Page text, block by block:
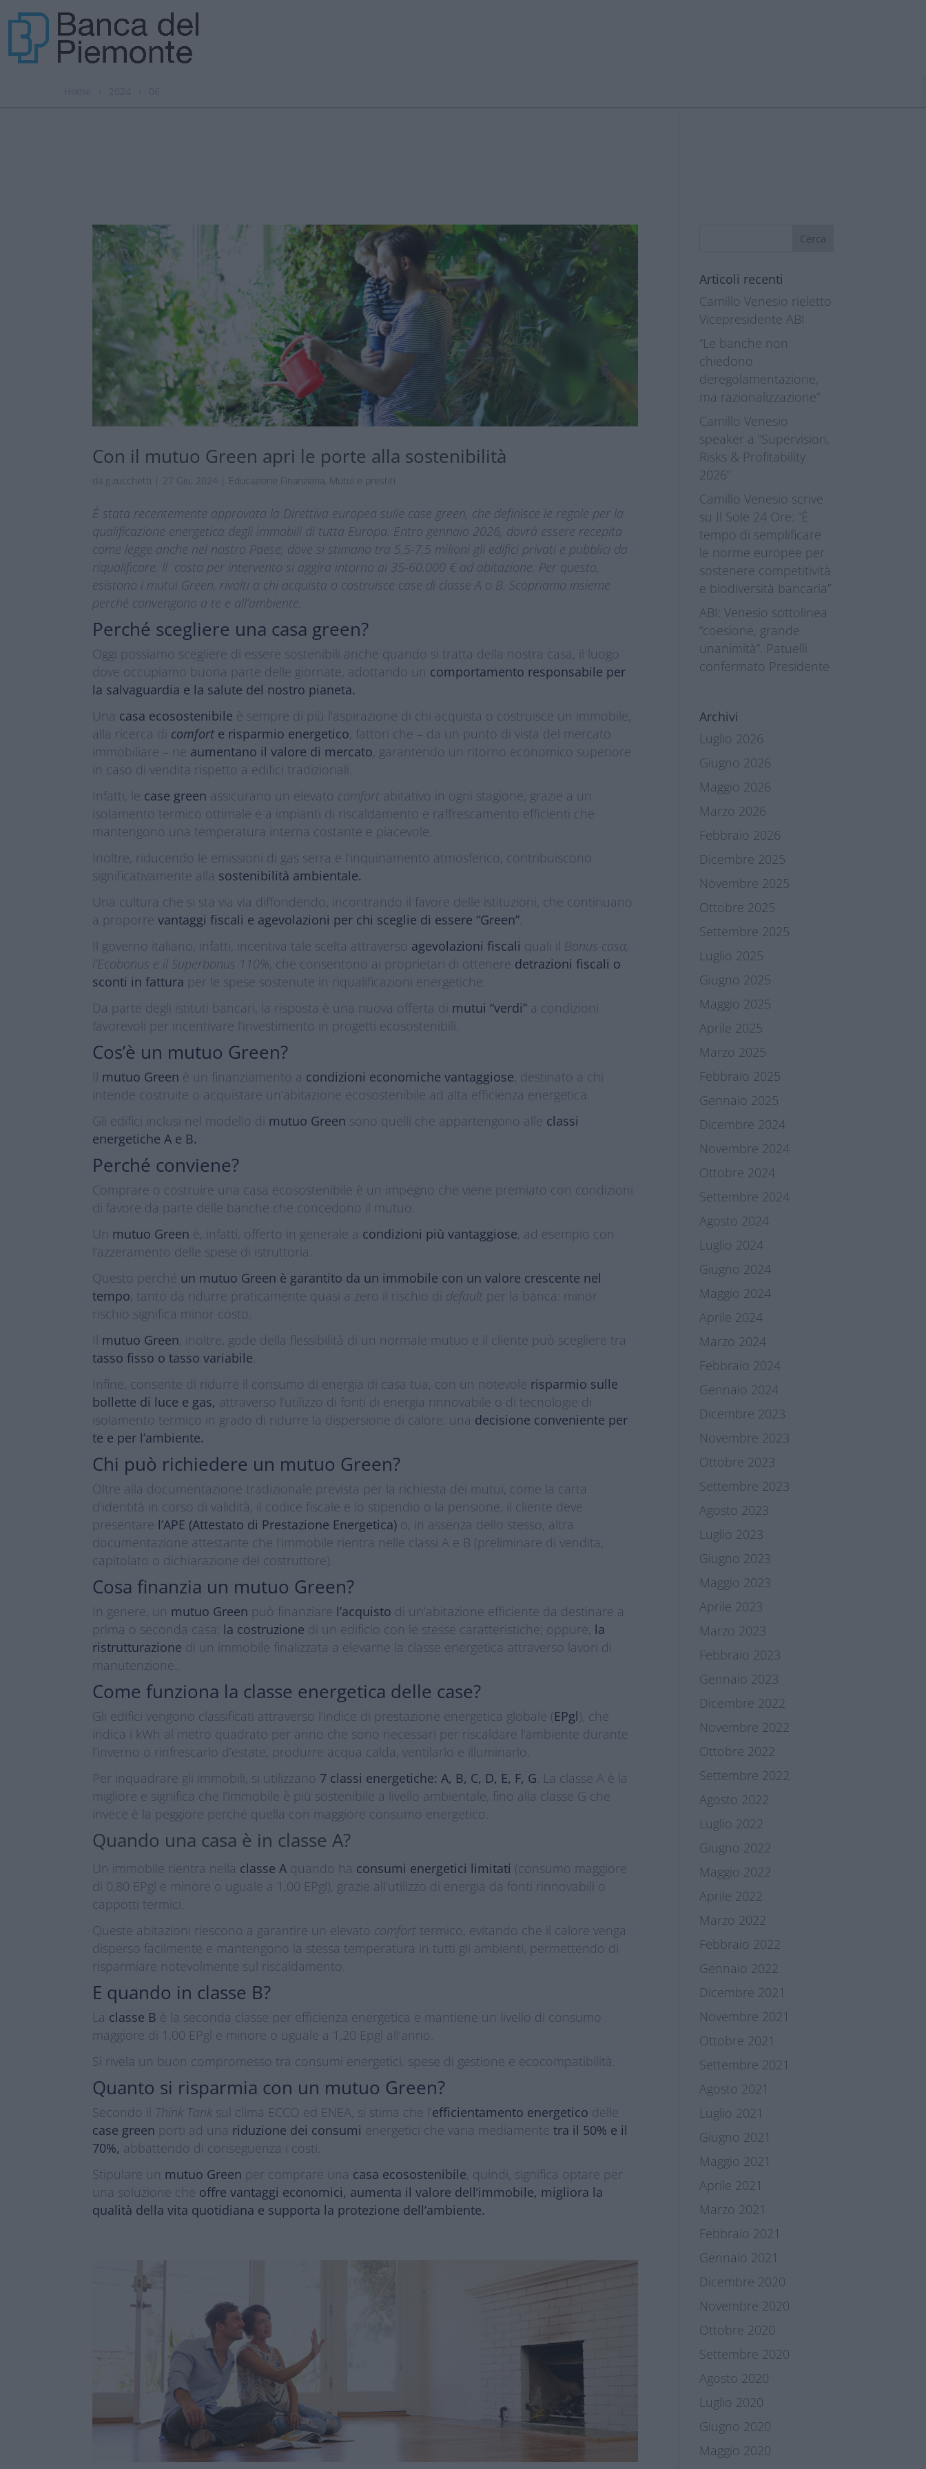
Con il mutuo Green apri le porte alla sostenibilità
da g.zucchetti 27 Giu, 2024 Educazione Finanziaria, Mutui e prestiti
È stata recentemente approvata la Direttiva europea sulle case green, che definisce le regole per la
qualificazione energetica degli immobili di tutta Europa. Entro gennaio 2026, dovrà essere recepita
come legge anche nel nostro Paese, dove si stimano tra 5,5-7,5 milioni gli edifici privati e pubblici da
riqualificare. Il costo per intervento si aggira intorno ai 35-60.000 € ad abitazione. Per questo,
esistono i mutui Green, rivolti a chi acquista o costruisce case di classe A o B. Scopriamo insieme
perché convengono a te e all’ambiente.
Perché scegliere una casa green?
Oggi possiamo scegliere di essere sostenibili anche quando si tratta della nostra casa, il luogo
dove occupiamo buona parte delle giornate, adottando un comportamento responsabile per
la salvaguardia e la salute del nostro pianeta.
Una casa ecosostenibile è sempre di più l’aspirazione di chi acquista o costruisce un immobile,
alla ricerca di comforte risparmio energetico , fattori che – da un punto di vista del mercato
immobiliare – ne aumentano il valore di mercato , garantendo un ritorno economico superiore
in caso di vendita rispetto a edifici tradizionali.
Infatti, le case green assicurano un elevato comfort abitativo in ogni stagione, grazie a un
isolamento termico ottimale e a impianti di riscaldamento e raffrescamento efficienti che
mantengono una temperatura interna costante e piacevole.
Inoltre, riducendo le emissioni di gas serra e l’inquinamento atmosferico, contribuiscono
significativamente alla sostenibilità ambientale.
Una cultura che si sta via via diffondendo, incontrando il favore delle istituzioni, che continuano
a proporrevantaggi fiscali e agevolazioni per chi sceglie di essere “Green”.
Il governo italiano, infatti, incentiva tale scelta attraverso agevolazioni fiscali quali il Bonus casa,
l’Ecobonus e il Superbonus 110% , che consentono ai proprietari di ottenere detrazioni fiscali o
sconti in fattura per le spese sostenute in riqualificazioni energetiche.
Da parte degli istituti bancari, la risposta è una nuova offerta di mutui “verdi” a condizioni
favorevoli per incentivare l’investimento in progetti ecosostenibili.
Cos’è un mutuo Green?
Il mutuo Green è un finanziamento a condizioni economiche vantaggiose , destinato a chi
intende costruite o acquistare un’abitazione ecosostenibile ad alta efficienza energetica.
Gli edifici inclusi nel modello di mutuo Green sono quelli che appartengono alle classi
energetiche A e B.
Perché conviene?
Comprare o costruire una casa ecosostenibile è un impegno che viene premiato con condizioni
di favore da parte delle banche che concedono il mutuo.
Un mutuo Green è, infatti, offerto in generale a condizioni più vantaggiose , ad esempio con
l’azzeramento delle spese di istruttoria.
Questo perché un mutuo Green è garantito da un immobile con un valore crescente nel
tempo , tanto da ridurre praticamente quasi a zero il rischio di default per la banca: minor
rischio significa minor costo.
Il mutuo Green , inoltre, gode della flessibilità di un normale mutuo e il cliente può scegliere tra
tasso fisso o tasso variabile.
Infine, consente di ridurre il consumo di energia di casa tua, con un notevole risparmio sulle
bollette di luce e gas, attraverso l’utilizzo di fonti di energia rinnovabile o di tecnologie di
isolamento termico in grado di ridurre la dispersione di calore: una decisione conveniente per
te e per l’ambiente.
Chi può richiedere un mutuo Green?
Oltre alla documentazione tradizionale prevista per la richiesta dei mutui, come la carta
d’identità in corso di validità, il codice fiscale e lo stipendio o la pensione, il cliente deve
presentare l’APE (Attestato di Prestazione Energetica) o, in assenza dello stesso, altra
documentazione attestante che l’immobile rientra nelle classi A e B (preliminare di vendita,
capitolato o dichiarazione del costruttore).
Cosa finanzia un mutuo Green?
In genere, un mutuo Green può finanziare l’acquisto di un’abitazione efficiente da destinare a
prima o seconda casa; la costruzione di un edificio con le stesse caratteristiche; oppure, la
ristrutturazione di un immobile finalizzata a elevarne la classe energetica attraverso lavori di
manutenzione..
Come funziona la classe energetica delle case?
Gli edifici vengono classificati attraverso l’indice di prestazione energetica globale (EPgl), che
indica i kWh al metro quadrato per anno che sono necessari per riscaldare l’ambiente durante
l’inverno o rinfrescarlo d’estate, produrre acqua calda, ventilarlo e illuminarlo.
Per inquadrare gli immobili, si utilizzano 7 classi energetiche: A, B, C, D, E, F, G. La classe A è la
migliore e significa che l’immobile è più sostenibile a livello ambientale, fino alla classe G che
invece è la peggiore perché quella con maggiore consumo energetico.
Quando una casa è in classe A?
Un immobile rientra nella classe A quando ha consumi energetici limitati (consumo maggiore
di 0,80 EPgl e minore o uguale a 1,00 EPgl), grazie all’utilizzo di energia da fonti rinnovabili o
cappotti termici.
Queste abitazioni riescono a garantire un elevato comfort termico, evitando che il calore venga
disperso facilmente e mantengono la stessa temperatura in tutti gli ambienti, permettendo di
risparmiare notevolmente sul riscaldamento.
E quando in classe B?
La classe B è la seconda classe per efficienza energetica e mantiene un livello di consumo
maggiore di 1,00 EPgl e minore o uguale a 1,20 Epgl all’anno.
Si rivela un buon compromesso tra consumi energetici, spese di gestione e ecocompatibilità.
Quanto si risparmia con un mutuo Green?
Secondo il Think Tank sul clima ECCO ed ENEA, si stima che l’efficientamento energetico delle
case green porti ad una riduzione dei consumi energetici che varia mediamentetra il 50% e il
70%, abbattendo di conseguenza i costi.
Stipulare un mutuo Green per comprare una casa ecosostenibile , quindi, significa optare per
una soluzione che offre vantaggi economici, aumenta il valore dell’immobile, migliora la
qualità della vita quotidiana e supporta la protezione dell’ambiente.
Articoli recenti
Camillo Venesio rieletto
Vicepresidente ABI
“Le banche non
chiedono
deregolamentazione,
ma razionalizzazione”
Camillo Venesio
speaker a “Supervision,
Risks & Profitability
2026”
Camillo Venesio scrive
su Il Sole 24 Ore: “È
tempo di semplificare
le norme europee per
sostenere competitività
e biodiversità bancaria”
ABI: Venesio sottolinea
“coesione, grande
unanimità”. Patuelli
confermato Presidente
Archivi
Luglio 2026
Giugno 2026
Maggio 2026
Marzo 2026
Febbraio 2026
Dicembre 2025
Novembre 2025
Ottobre 2025
Settembre 2025
Luglio 2025
Giugno 2025
Maggio 2025
Aprile 2025
Marzo 2025
Febbraio 2025
Gennaio 2025
Dicembre 2024
Novembre 2024
Ottobre 2024
Settembre 2024
Agosto 2024
Luglio 2024
Giugno 2024
Maggio 2024
Aprile 2024
Marzo 2024
Febbraio 2024
Gennaio 2024
Dicembre 2023
Novembre 2023
Ottobre 2023
Settembre 2023
Agosto 2023
Luglio 2023
Giugno 2023
Maggio 2023
Aprile 2023
Marzo 2023
Febbraio 2023
Gennaio 2023
Dicembre 2022
Novembre 2022
Ottobre 2022
Settembre 2022
Agosto 2022
Luglio 2022
Giugno 2022
Maggio 2022
Aprile 2022
Marzo 2022
Febbraio 2022
Gennaio 2022
Dicembre 2021
Novembre 2021
Ottobre 2021
Settembre 2021
Agosto 2021
Luglio 2021
Giugno 2021
Maggio 2021
Aprile 2021
Marzo 2021
Febbraio 2021
Gennaio 2021
Dicembre 2020
Novembre 2020
Ottobre 2020
Settembre 2020
Agosto 2020
Luglio 2020
Giugno 2020
Maggio 2020